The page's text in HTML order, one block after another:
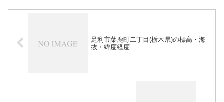
足利市葉鹿町二丁目(栃木県)の標高・海
抜・緯度経度